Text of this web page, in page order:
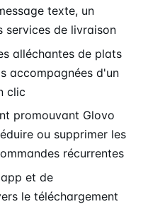
texte, un
services de livraison
alléchantes de plats
accompagnées d'un
clic
promouvant Glovo
ou supprimer les
récurrentes
et de
le téléchargement